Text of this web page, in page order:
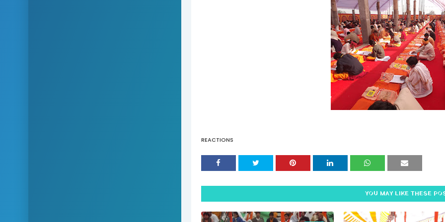
REACTIONS
YOU MAY LIKE THESE